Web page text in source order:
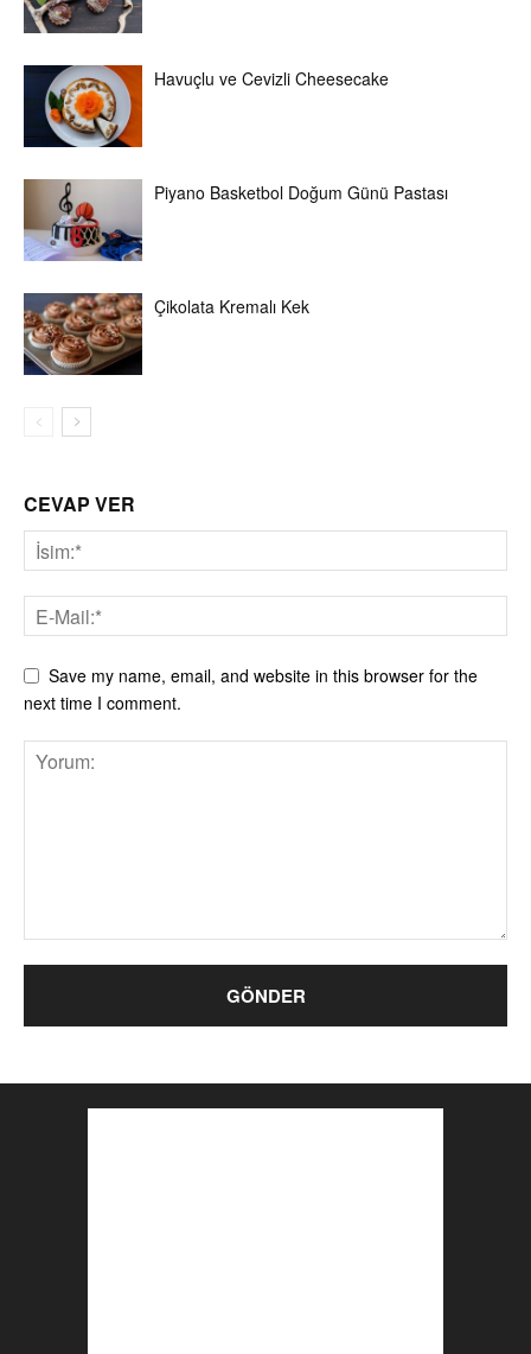
Havuçlu ve Cevizli Cheesecake
Piyano Basketbol Doğum Günü Pastası
Çikolata Kremalı Kek
CEVAP VER
Save my name, email, and website in this browser for the
next time I comment.